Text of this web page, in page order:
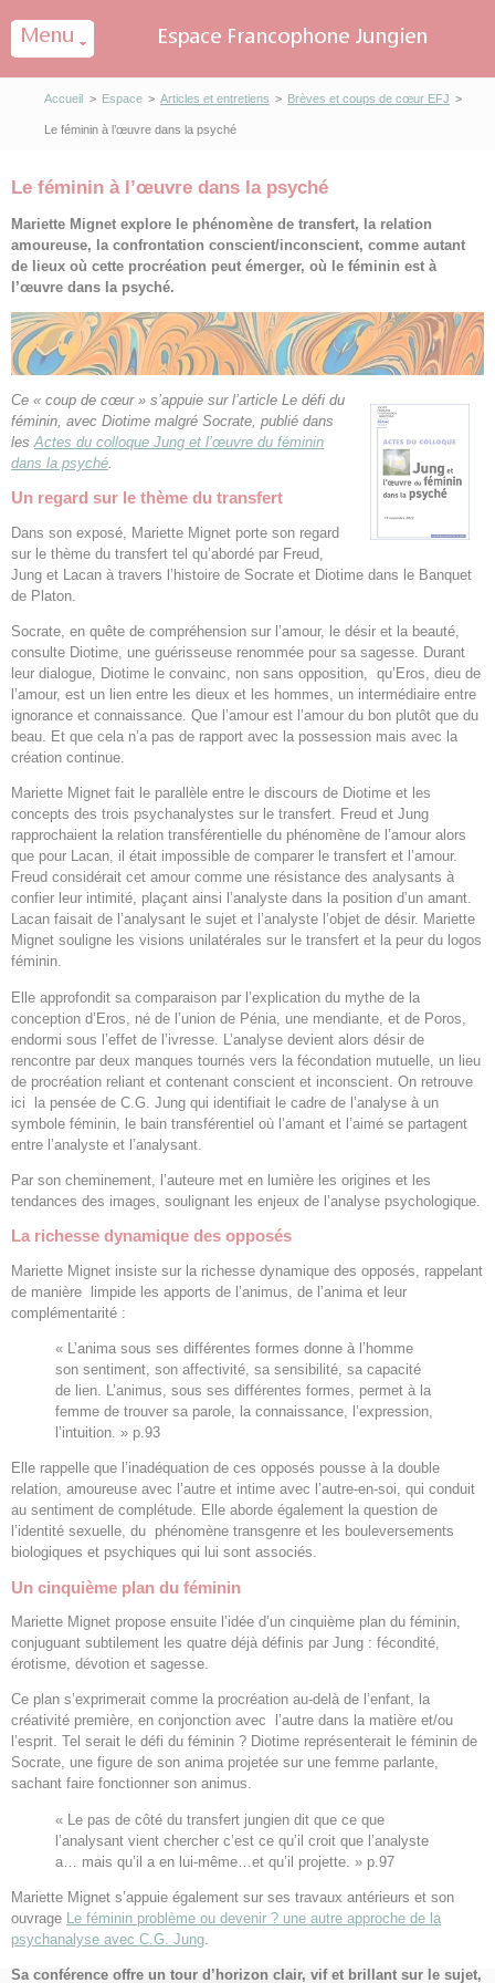
Accueil > Espace > Articles et entretiens > Brèves et coups de cœur EFJ >
Le féminin à l’œuvre dans la psyché
Le féminin à l’œuvre dans la psyché
Mariette Mignet explore le phénomène de transfert, la relation
amoureuse, la confrontation conscient/inconscient, comme autant
de lieux où cette procréation peut émerger, où le féminin est à
l’œuvre dans la psyché.
Ce « coup de cœur » s’appuie sur l’article Le défi du
féminin, avec Diotime malgré Socrate, publié dans
les Actes du colloque Jung et l’œuvre du féminin
dans la psyché
Un regard sur le thème du transfert
Dans son exposé, Mariette Mignet porte son regard
sur le thème du transfert tel qu’abordé par Freud,
Jung et Lacan à travers l’histoire de Socrate et Diotime dans le Banquet
de Platon.
Socrate, en quête de compréhension sur l’amour, le désir et la beauté,
consulte Diotime, une guérisseuse renommée pour sa sagesse. Durant
leur dialogue, Diotime le convainc, non sans opposition, qu’Eros, dieu de
l’amour, est un lien entre les dieux et les hommes, un intermédiaire entre
ignorance et connaissance. Que l’amour est l’amour du bon plutôt que du
beau. Et que cela n’a pas de rapport avec la possession mais avec la
création continue.
Mariette Mignet fait le parallèle entre le discours de Diotime et les
concepts des trois psychanalystes sur le transfert. Freud et Jung
rapprochaient la relation transférentielle du phénomène de l’amour alors
que pour Lacan, il était impossible de comparer le transfert et l’amour.
Freud considérait cet amour comme une résistance des analysants à
confier leur intimité, plaçant ainsi l’analyste dans la position d’un amant.
Lacan faisait de l’analysant le sujet et l’analyste l’objet de désir. Mariette
Mignet souligne les visions unilatérales sur le transfert et la peur du logos
féminin.
Elle approfondit sa comparaison par l’explication du mythe de la
conception d’Eros, né de l’union de Pénia, une mendiante, et de Poros,
endormi sous l’effet de l’ivresse. L’analyse devient alors désir de
rencontre par deux manques tournés vers la fécondation mutuelle, un lieu
de procréation reliant et contenant conscient et inconscient. On retrouve
ici la pensée de C.G. Jung qui identifiait le cadre de l’analyse à un
symbole féminin, le bain transférentiel où l’amant et l’aimé se partagent
entre l’analyste et l’analysant.
Par son cheminement, l’auteure met en lumière les origines et les
tendances des images, soulignant les enjeux de l’analyse psychologique.
La richesse dynamique des opposés
Mariette Mignet insiste sur la richesse dynamique des opposés, rappelant
de manière limpide les apports de l’animus, de l’anima et leur
complémentarité :
« L’anima sous ses différentes formes donne à l’homme
son sentiment, son affectivité, sa sensibilité, sa capacité
de lien. L’animus, sous ses différentes formes, permet à la
femme de trouver sa parole, la connaissance, l’expression,
l’intuition. » p.93
Elle rappelle que l’inadéquation de ces opposés pousse à la double
relation, amoureuse avec l’autre et intime avec l’autre-en-soi, qui conduit
au sentiment de complétude. Elle aborde également la question de
l’identité sexuelle, du phénomène transgenre et les bouleversements
biologiques et psychiques qui lui sont associés.
Un cinquième plan du féminin
Mariette Mignet propose ensuite l’idée d’un cinquième plan du féminin,
conjuguant subtilement les quatre déjà définis par Jung : fécondité,
érotisme, dévotion et sagesse.
Ce plan s’exprimerait comme la procréation au-delà de l’enfant, la
créativité première, en conjonction avec l’autre dans la matière et/ou
l’esprit. Tel serait le défi du féminin ? Diotime représenterait le féminin de
Socrate, une figure de son anima projetée sur une femme parlante,
sachant faire fonctionner son animus.
« Le pas de côté du transfert jungien dit que ce que
l’analysant vient chercher c’est ce qu’il croit que l’analyste
a… mais qu’il a en lui-même…et qu’il projette. » p.97
Mariette Mignet s’appuie également sur ses travaux antérieurs et son
ouvrage
Le féminin problème ou devenir ? une autre approche de la
psychanalyse avec C.G. Jung
Sa conférence offre un tour d’horizon clair, vif et brillant sur le sujet,